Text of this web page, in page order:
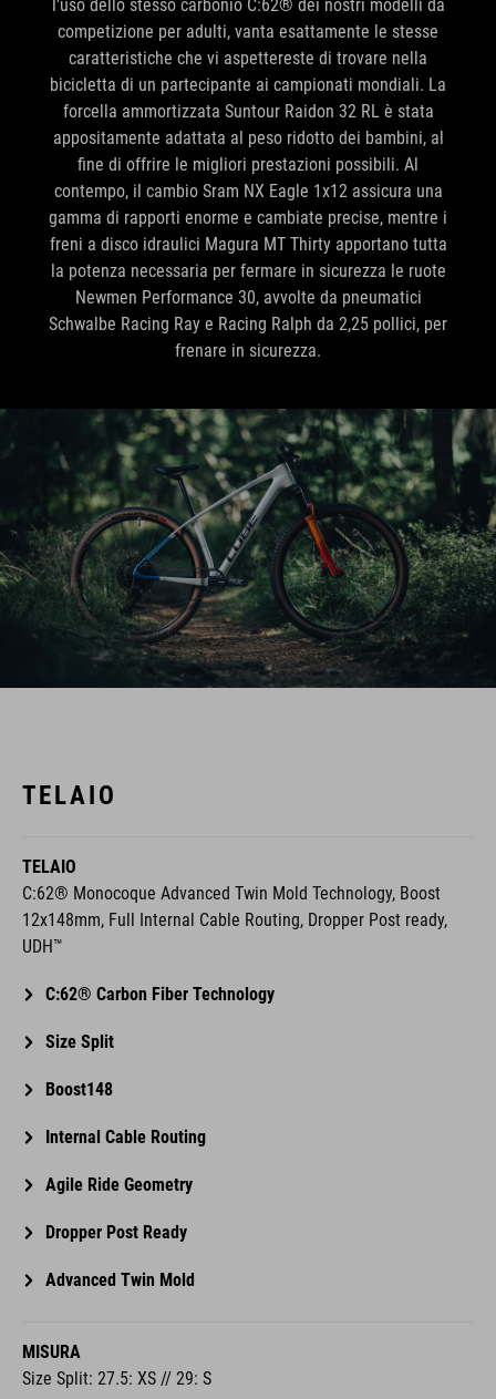
l'uso dello stesso carbonio C:62® dei nostri modelli da
competizione per adulti, vanta esattamente le stesse
caratteristiche che vi aspettereste di trovare nella
bicicletta di un partecipante ai campionati mondiali. La
forcella ammortizzata Suntour Raidon 32 RL è stata
appositamente adattata al peso ridotto dei bambini, al
fine di offrire le migliori prestazioni possibili. Al
contempo, il cambio Sram NX Eagle 1x12 assicura una
gamma di rapporti enorme e cambiate precise, mentre i
freni a disco idraulici Magura MT Thirty apportano tutta
la potenza necessaria per fermare in sicurezza le ruote
Newmen Performance 30, avvolte da pneumatici
Schwalbe Racing Ray e Racing Ralph da 2,25 pollici, per
frenare in sicurezza.
TELAIO
TELAIO
C:62® Monocoque Advanced Twin Mold Technology, Boost
12x148mm, Full Internal Cable Routing, Dropper Post ready,
UDH™
C:62® Carbon Fiber Technology
Size Split
Boost148
Internal Cable Routing
Agile Ride Geometry
Dropper Post Ready
Advanced Twin Mold
MISURA
Size Split: 27.5: XS // 29: S